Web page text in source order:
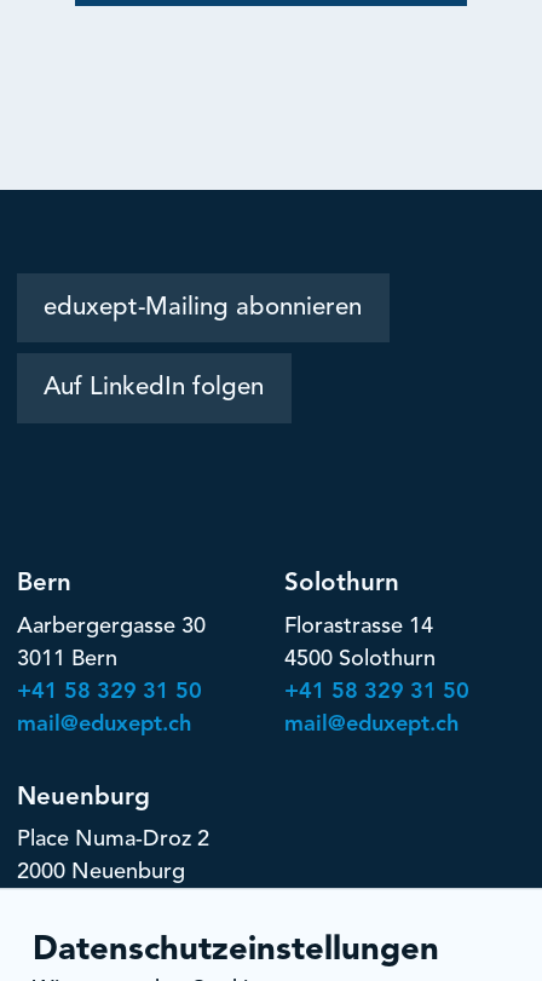
Datenschutzeinstellungen
eduxept-Mailing abonnieren
Auf LinkedIn folgen
Bern
Aarbergergasse 30
3011 Bern
+41 58 329 31 50
mail@eduxept.ch
Solothurn
Florastrasse 14
4500 Solothurn
+41 58 329 31 50
mail@eduxept.ch
Neuenburg
Place Numa-Droz 2
2000 Neuenburg
mail@eduxept.ch